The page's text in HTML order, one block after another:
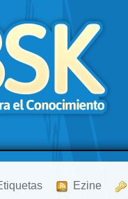
Ezine